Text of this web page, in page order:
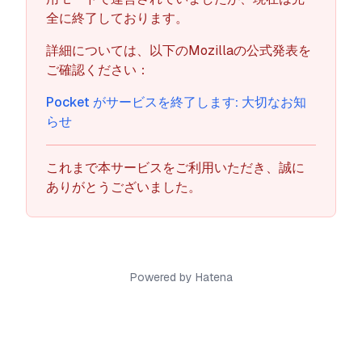
全に終了しております。
詳細については、以下のMozillaの公式発表を
ご確認ください：
Pocket がサービスを終了します: 大切なお知
らせ
これまで本サービスをご利用いただき、誠に
ありがとうございました。
Powered by Hatena